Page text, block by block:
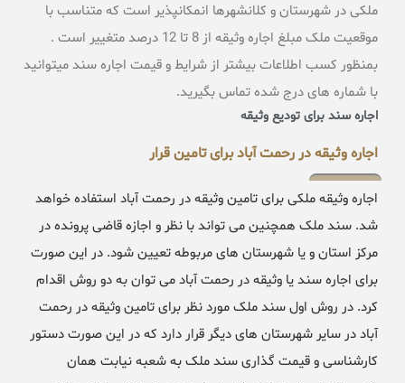
ملکی در شهرستان و کلانشهرها انمکانپذیر است که متناسب با
موقعیت ملک مبلغ اجاره وثیقه از 8 تا 12 درصد متغییر است .
بمنظور کسب اطلاعات بیشتر از شرایط و قیمت اجاره سند میتوانید
با شماره های درج شده تماس بگیرید.
اجاره سند برای تودیع وثیقه
اجاره وثیقه در رحمت آباد برای تامین قرار
اجاره وثیقه ملکی برای تامین وثیقه در رحمت آباد استفاده خواهد
شد. سند ملک همچنین می تواند با نظر و اجازه قاضی پرونده در
مرکز استان و یا شهرستان های مربوطه تعیین شود. در این صورت
برای اجاره سند یا وثیقه در رحمت آباد می توان به دو روش اقدام
کرد. در روش اول سند ملک مورد نظر برای تامین وثیقه در رحمت
آباد در سایر شهرستان های دیگر قرار دارد که در این صورت دستور
کارشناسی و قیمت گذاری سند ملک به شعبه نیابت همان